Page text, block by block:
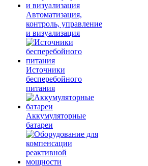
Автоматизация,
контроль, управление
и визуализация
Источники
бесперебойного
питания
Аккумуляторные
батареи